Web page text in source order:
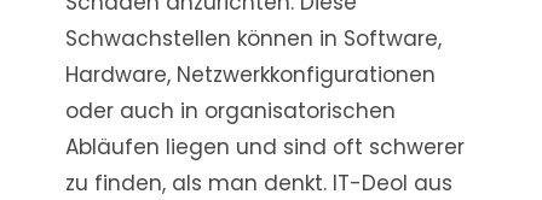
Schwachstellen können in Software,
Hardware, Netzwerkkonfigurationen
oder auch in organisatorischen
Abläufen liegen und sind oft schwerer
zu finden, als man denkt. IT-Deol aus